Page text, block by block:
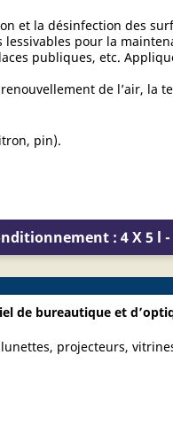
et la désinfection des
pour la
publiques, etc.
de l’air, la
pin).
: 4 X 5 l -
de bureautique et
projecteurs,